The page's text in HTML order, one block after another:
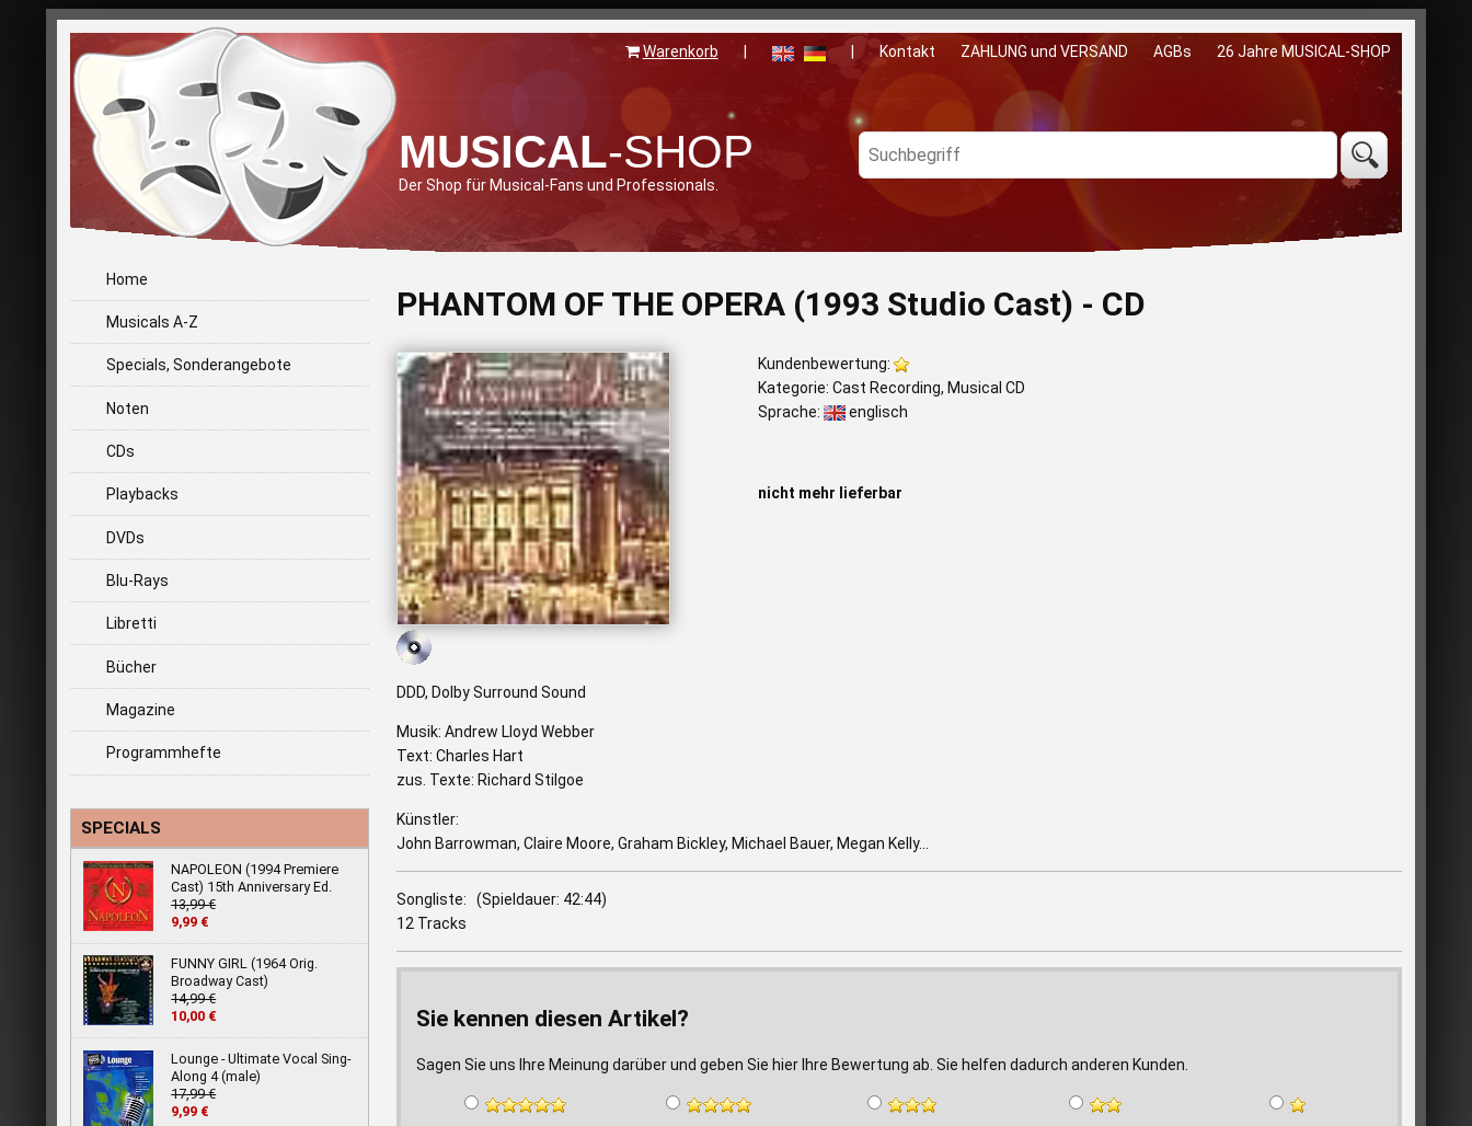
MUSICAL-SHOP
Warenkorb Kontakt ZAHLUNG und VERSAND AGBs 26 Jahre MUSICAL-SHOP
Der Shop für Musical-Fans und Professionals.
Home
Musicals A-Z
Specials, Sonderangebote
Noten
CDs
Playbacks
DVDs
Blu-Rays
Libretti
Bücher
Magazine
Programmhefte
SPECIALS
NAPOLEON (1994 Premiere
Cast) 15th Anniversary Ed.
13,99 €
9,99 €
FUNNY GIRL (1964 Orig.
Broadway Cast)
14,99 €
10,00 €
Lounge - Ultimate Vocal Sing-
Along 4 (male)
17,99 €
9,99 €
PHANTOM OF THE OPERA (1993 Studio Cast) - CD
Kundenbewertung:
Kategorie: Cast Recording, Musical CD
Sprache:
englisch
nicht mehr lieferbar
DDD, Dolby Surround Sound
Musik: Andrew Lloyd Webber
Text: Charles Hart
zus. Texte: Richard Stilgoe
Künstler:
John Barrowman, Claire Moore, Graham Bickley, Michael Bauer, Megan Kelly...
Songliste: (Spieldauer: 42:44)
12 Tracks
Sie kennen diesen Artikel?
Sagen Sie uns Ihre Meinung darüber und geben Sie hier Ihre Bewertung ab. Sie helfen dadurch anderen Kunden.